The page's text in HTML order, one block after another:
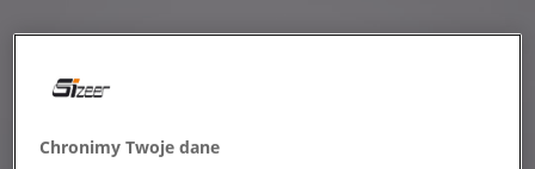
Chronimy Twoje dane